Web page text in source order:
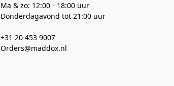
Ma & zo: 12:00 - 18:00 uur
Donderdagavond tot 21:00 uur
+31 20 453 9007
Orders@maddox.nl